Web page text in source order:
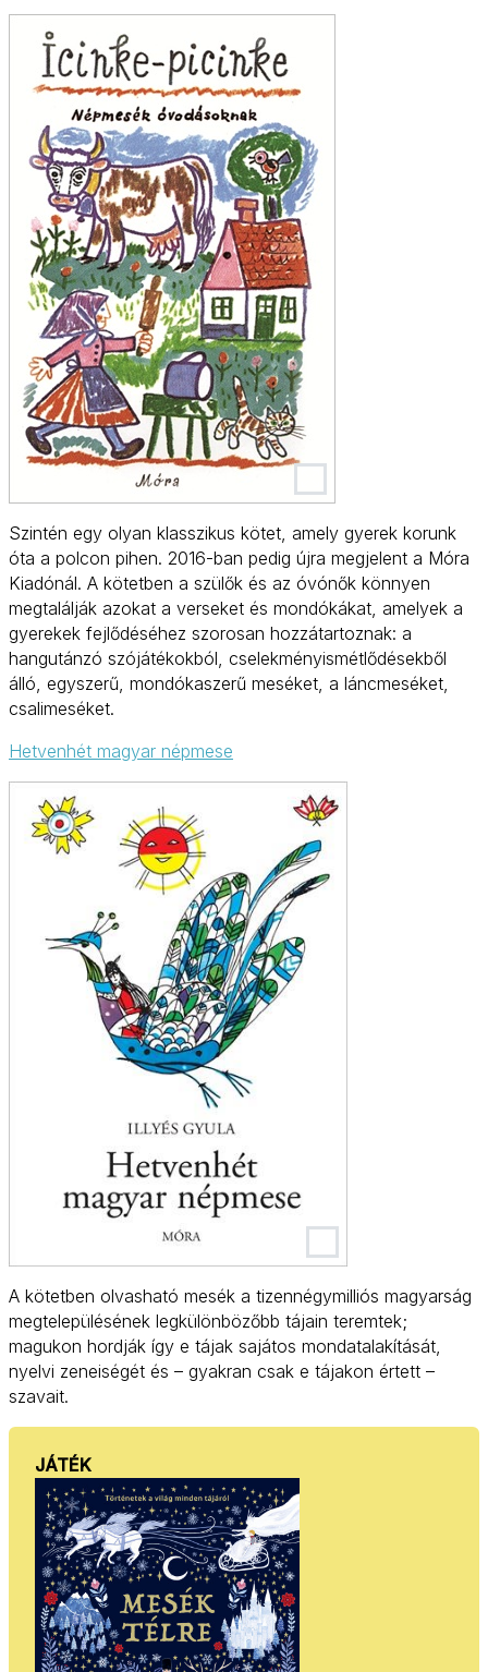
Szintén egy olyan klasszikus kötet, amely gyerek korunk
óta a polcon pihen. 2016-ban pedig újra megjelent a Móra
Kiadónál. A kötetben a szülők és az óvónők könnyen
megtalálják azokat a verseket és mondókákat, amelyek a
gyerekek fejlődéséhez szorosan hozzátartoznak: a
hangutánzó szójátékokból, cselekményismétlődésekből
álló, egyszerű, mondókaszerű meséket, a láncmeséket,
csalimeséket.
Hetvenhét magyar népmese
A kötetben olvasható mesék a tizennégymilliós magyarság
megtelepülésének legkülönbözőbb tájain teremtek;
magukon hordják így e tájak sajátos mondatalakítását,
nyelvi zeneiségét és – gyakran csak e tájakon értett –
szavait.
JÁTÉK